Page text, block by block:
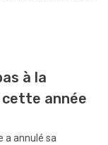
à la
cette année
a annulé sa